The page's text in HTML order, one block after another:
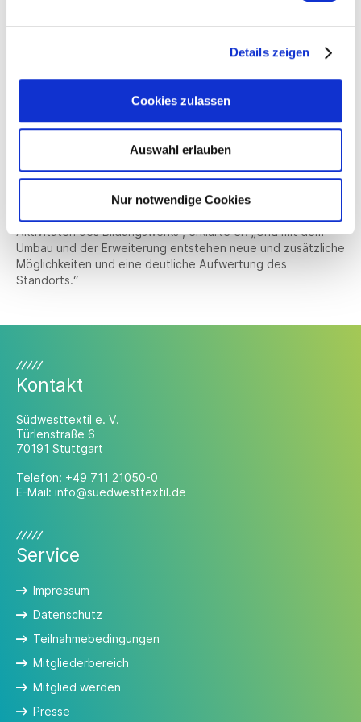
Details zeigen
Cookies zulassen
Auswahl erlauben
Nur notwendige Cookies
daher Südwestmetall und dem Bildungswerk der Baden-
den Themen „Wirtschaft und Schule“ über
auch diese Zukunftsfragen in den Blick nehme.
Der Vorsitzende des Bildungswerks der Baden-
Württembergischen Wirtschaft, Karl Schäuble, pries das
Bildungszentrum Steinheim als „Mutterhaus“ des
Bildungswerks. „Als Standort für Seminare, Lehrgänge,
Workshops, Fachtagungen und Veranstaltungen ist das Haus
Aktivitäten des Bildungswerks“, erklärte er: „Und mit dem
Umbau und der Erweiterung entstehen neue und zusätzliche
Möglichkeiten und eine deutliche Aufwertung des
Standorts.“
Kontakt
Südwesttextil e. V.
Türlenstraße 6
70191 Stuttgart
Telefon: +49 711 21050-0
E-Mail: info@suedwesttextil.de
Service
Impressum
Datenschutz
Teilnahmebedingungen
Mitgliederbereich
Mitglied werden
Presse